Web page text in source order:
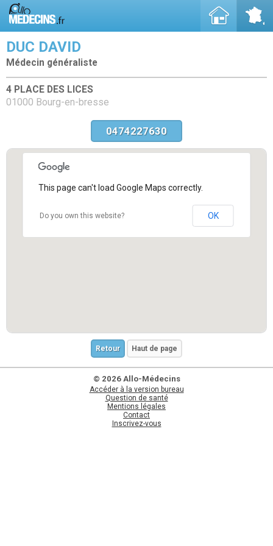
DUC DAVID
Médecin généraliste
4 PLACE DES LICES
01000 Bourg-en-bresse
0474227630
This page can't load Google Maps correctly.
Do you own this website? OK
Retour Haut de page
© 2026 Allo-Médecins
Accéder à la version bureau
Question de santé
Mentions légales
Contact
Inscrivez-vous